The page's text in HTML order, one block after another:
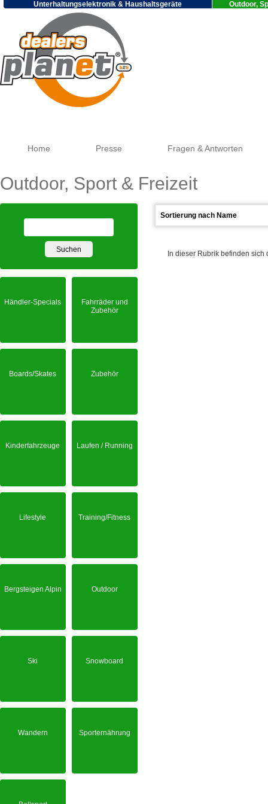
Unterhaltungselektronik & Haushaltsgeräte Outdoor,
Home Presse Fragen & Antworten
Outdoor, Sport & Freizeit
In dieser Rubrik befinden
Händler-Specials
Fahrräder und
Zubehör
Boards/Skates Zubehör
Kinderfahrzeuge Laufen / Running
Lifestyle Training/Fitness
Bergsteigen Alpin Outdoor
Ski Snowboard
Wandern Sporternährung